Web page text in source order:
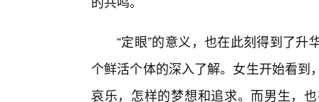
“定眼”的意义，也在此刻得到了
个鲜活个体的深入了解。女生开始看
哀乐，怎样的梦想和追求。而男生，